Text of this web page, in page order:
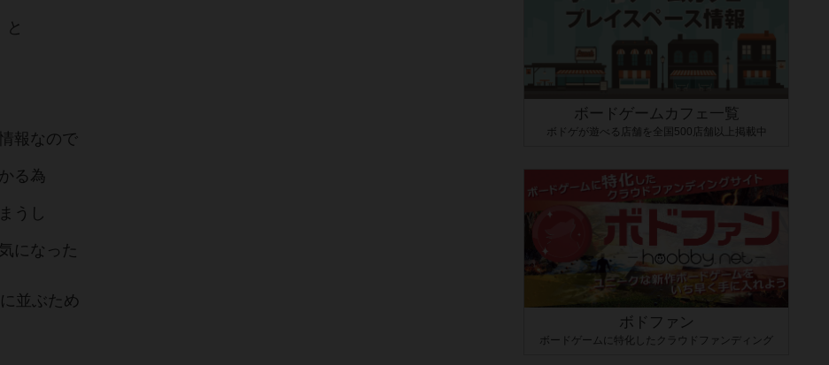
と
報なので
る為
うし
になった
並ぶため
ボードゲームカフェ一覧
ボドゲが遊べる店舗を全国500店舗以上掲載中
ボドファン
ボードゲームに特化したクラウドファンディング